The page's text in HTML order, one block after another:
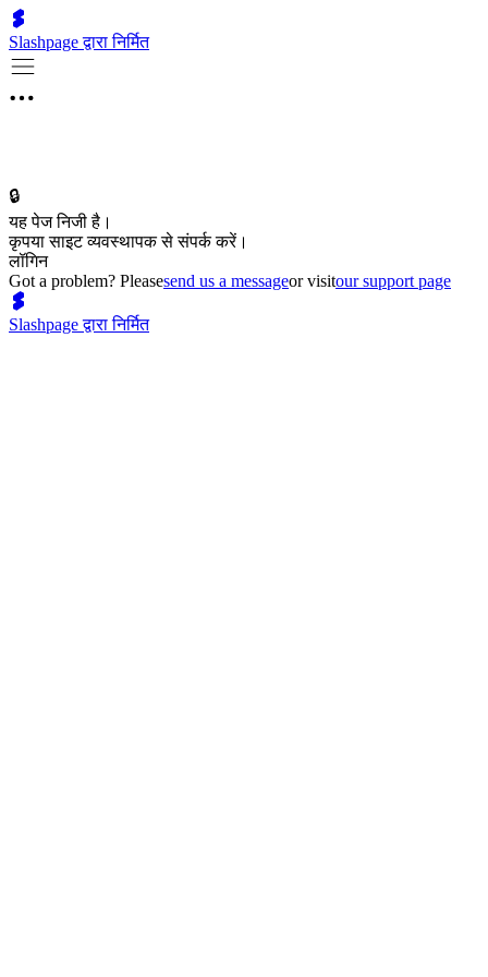
Slashpage द्वारा निर्मित
🔒
यह पेज निजी है।
कृपया साइट व्यवस्थापक से संपर्क करें।
लॉगिन
Got a problem? Pleasesend us a messageor visitour support page
Slashpage द्वारा निर्मित